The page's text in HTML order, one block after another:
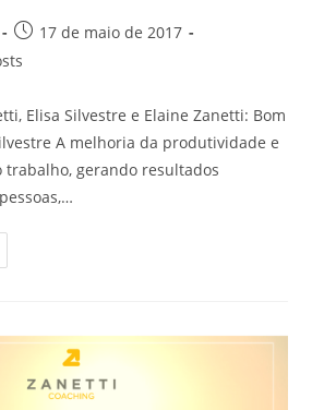
17 de maio de 2017
Elisa Silvestre e Elaine Zanetti: Bom
A melhoria da produtividade e
gerando resultados